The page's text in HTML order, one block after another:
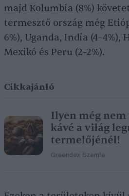
majd Kolumbia (8%)
termesztő ország még
6%), Uganda, India (4–4%),
Mexikó és Peru (2–2%).
Cikkajánló
Ilyen még
kávé a világ
termelőjénél!
Greendex Szemle